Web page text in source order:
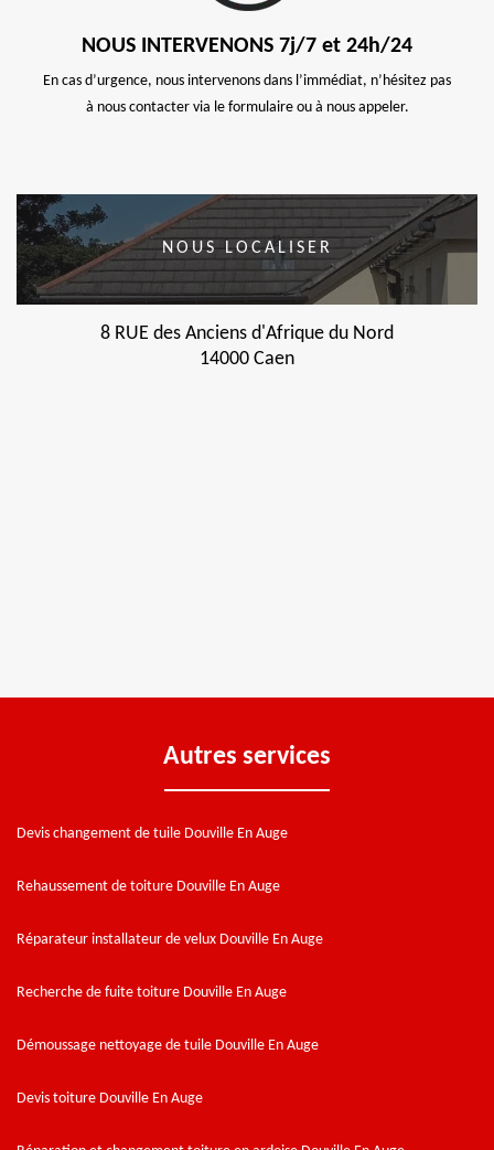
NOUS INTERVENONS 7j/7 et 24h/24
En cas d’urgence, nous intervenons dans l’immédiat, n’hésitez pas
à nous contacter via le formulaire ou à nous appeler.
NOUS LOCALISER
8 RUE des Anciens d'Afrique du Nord
14000 Caen
Autres services
Devis changement de tuile Douville En Auge
Rehaussement de toiture Douville En Auge
Réparateur installateur de velux Douville En Auge
Recherche de fuite toiture Douville En Auge
Démoussage nettoyage de tuile Douville En Auge
Devis toiture Douville En Auge